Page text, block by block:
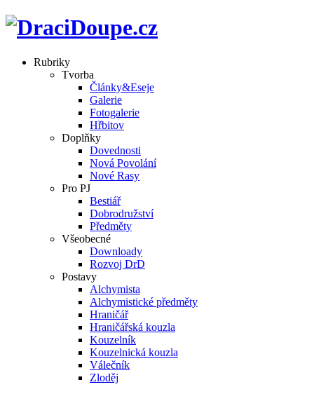
Rubriky
Tvorba
Články&Eseje
Galerie
Fotogalerie
Hřbitov
Doplňky
Dovednosti
Nová Povolání
Nové Rasy
Pro PJ
Bestiář
Dobrodružství
Předměty
Všeobecné
Downloady
Rozvoj DrD
Postavy
Alchymista
Alchymistické předměty
Hraničář
Hraničářská kouzla
Kouzelník
Kouzelnická kouzla
Válečník
Zloděj